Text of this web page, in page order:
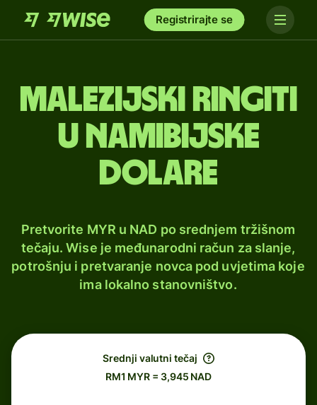
Registrirajte se
Malezijski ringiti
u namibijske
dolare
Pretvorite MYR u NAD po srednjem tržišnom
tečaju. Wise je međunarodni račun za slanje,
potrošnju i pretvaranje novca pod uvjetima koje
ima lokalno stanovništvo.
Srednji valutni tečaj
RM1 MYR = 3,945 NAD